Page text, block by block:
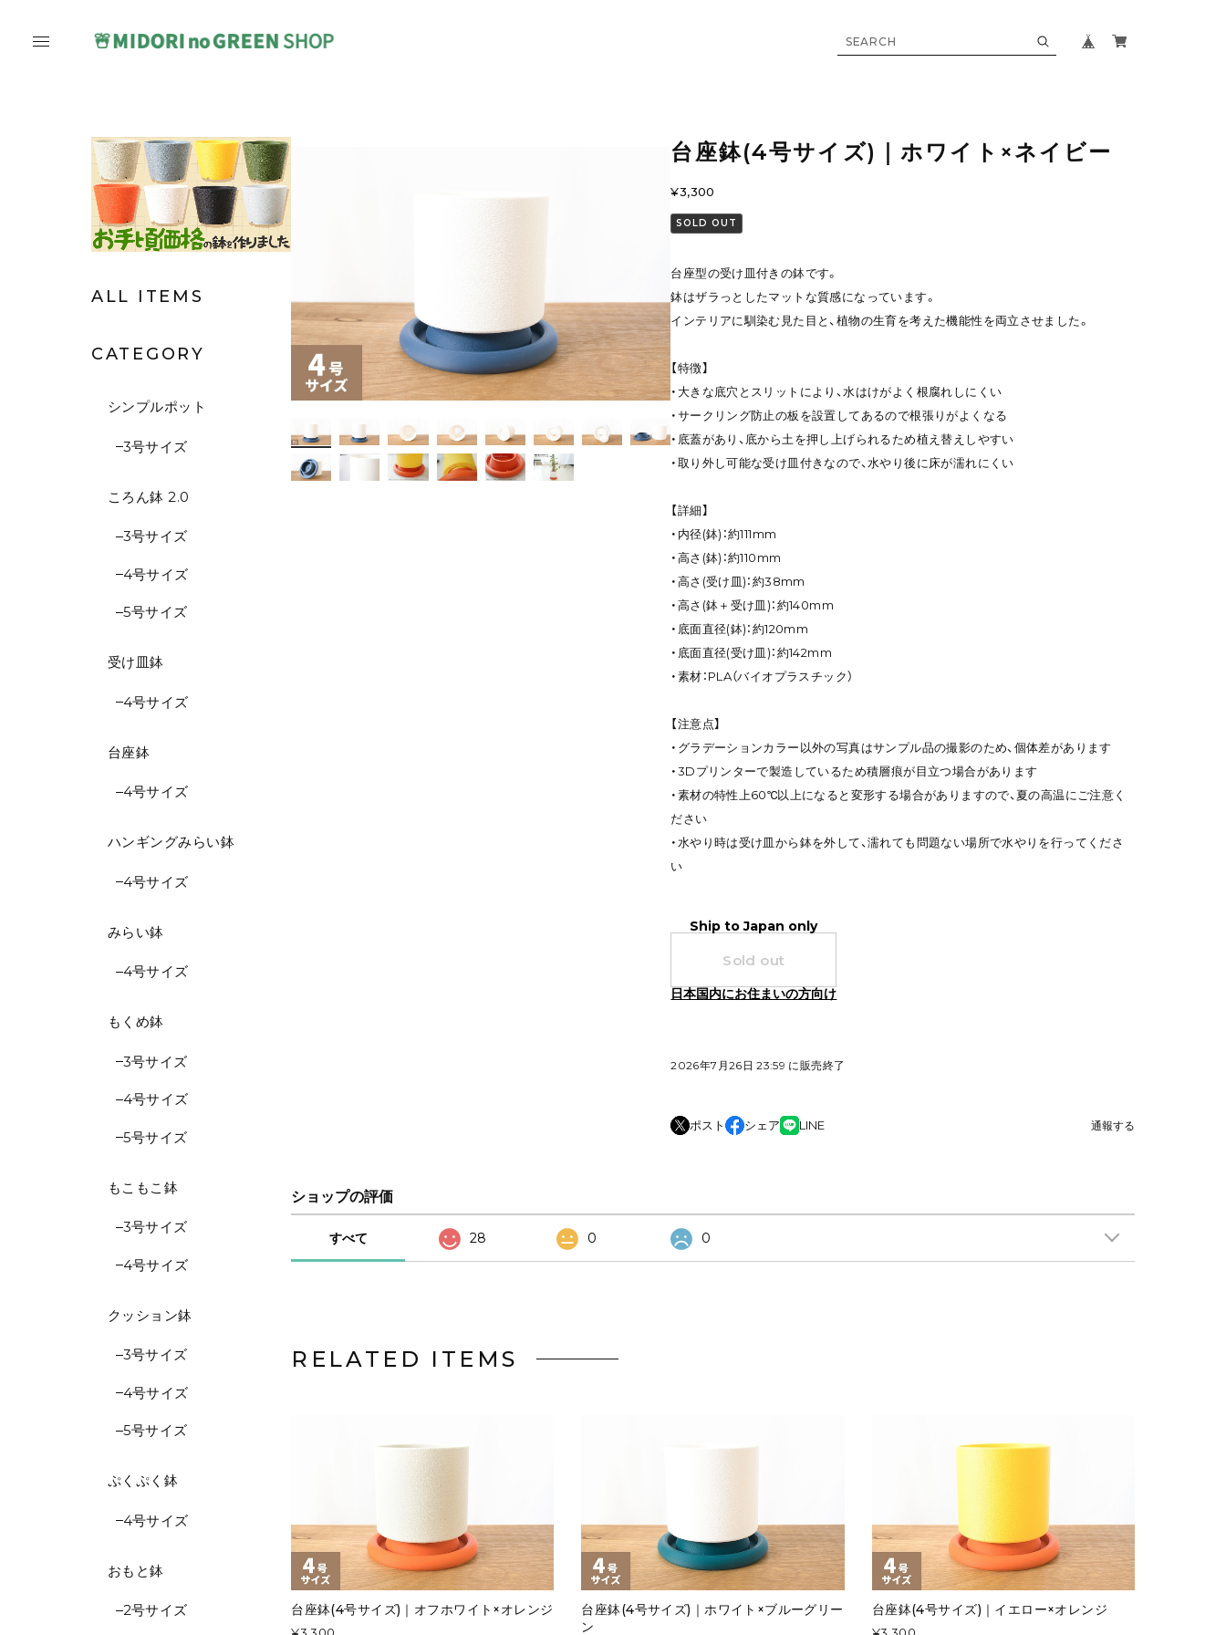
ALL ITEMS
CATEGORY
シンプルポット
3号サイズ
ころん鉢 2.0
3号サイズ
4号サイズ
5号サイズ
受け皿鉢
4号サイズ
台座鉢
4号サイズ
ハンギングみらい鉢
4号サイズ
みらい鉢
4号サイズ
もくめ鉢
3号サイズ
4号サイズ
5号サイズ
もこもこ鉢
3号サイズ
4号サイズ
クッション鉢
3号サイズ
4号サイズ
5号サイズ
ぷくぷく鉢
4号サイズ
おもと鉢
2号サイズ
台座鉢(4号サイズ)｜ホワイト×ネイビー
¥3,300
SOLD OUT
台座型の受け皿付きの鉢です。
鉢はザラっとしたマットな質感になっています。
インテリアに馴染む見た目と、植物の生育を考えた機能性を両立させました。
【特徴】
・大きな底穴とスリットにより、水はけがよく根腐れしにくい
・サークリング防止の板を設置してあるので根張りがよくなる
・底蓋があり、底から土を押し上げられるため植え替えしやすい
・取り外し可能な受け皿付きなので、水やり後に床が濡れにくい
【詳細】
・内径(鉢)：約111mm
・高さ(鉢)：約110mm
・高さ(受け皿)：約38mm
・高さ(鉢＋受け皿)：約140mm
・底面直径(鉢)：約120mm
・底面直径(受け皿)：約142mm
・素材：PLA（バイオプラスチック）
【注意点】
・グラデーションカラー以外の写真はサンプル品の撮影のため、個体差があります
・3Dプリンターで製造しているため積層痕が目立つ場合があります
・素材の特性上60℃以上になると変形する場合がありますので、夏の高温にご注意く
ださい
・水やり時は受け皿から鉢を外して、濡れても問題ない場所で水やりを行ってくださ
い
Ship to Japan only
Sold out
日本国内にお住まいの方向け
2026年7月26日 23:59 に販売終了
ポスト シェア LINE 通報する
ショップの評価
すべて 28 0 0
RELATED ITEMS
台座鉢(4号サイズ)｜オフホワイト×オレンジ
台座鉢(4号サイズ)｜ホワイト×ブルーグリー
ン
台座鉢(4号サイズ)｜イエロー×オレンジ